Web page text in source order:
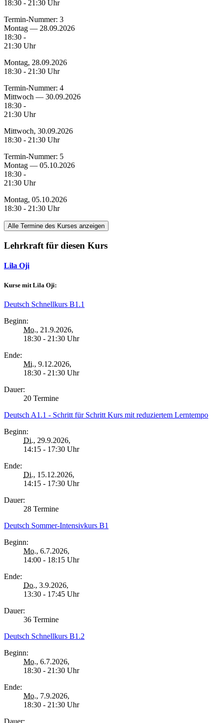
18:30 - 21:30 Uhr
Termin-Nummer: 3
Montag — 28.09.2026
18:30 -
21:30 Uhr
Montag, 28.09.2026
18:30 - 21:30 Uhr
Termin-Nummer: 4
Mittwoch — 30.09.2026
18:30 -
21:30 Uhr
Mittwoch, 30.09.2026
18:30 - 21:30 Uhr
Termin-Nummer: 5
Montag — 05.10.2026
18:30 -
21:30 Uhr
Montag, 05.10.2026
18:30 - 21:30 Uhr
Alle Termine des Kurses anzeigen
Lehrkraft für diesen Kurs
Lila Oji
Kurse mit Lila Oji:
Deutsch Schnellkurs B1.1
Beginn:
Mo., 21.9.2026,
18:30 - 21:30 Uhr
Ende:
Mi., 9.12.2026,
18:30 - 21:30 Uhr
Dauer:
20 Termine
Deutsch A1.1 - Schritt für Schritt Kurs mit reduziertem Lerntempo
Beginn:
Di., 29.9.2026,
14:15 - 17:30 Uhr
Ende:
Di., 15.12.2026,
14:15 - 17:30 Uhr
Dauer:
28 Termine
Deutsch Sommer-Intensivkurs B1
Beginn:
Mo., 6.7.2026,
14:00 - 18:15 Uhr
Ende:
Do., 3.9.2026,
13:30 - 17:45 Uhr
Dauer:
36 Termine
Deutsch Schnellkurs B1.2
Beginn:
Mo., 6.7.2026,
18:30 - 21:30 Uhr
Ende:
Mo., 7.9.2026,
18:30 - 21:30 Uhr
Dauer: